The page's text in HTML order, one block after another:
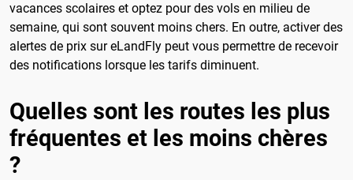
vacances scolaires et optez pour des vols en milieu de
semaine, qui sont souvent moins chers. En outre, activer des
alertes de prix sur eLandFly peut vous permettre de recevoir
des notifications lorsque les tarifs diminuent.
Quelles sont les routes les plus
fréquentes et les moins chères
?